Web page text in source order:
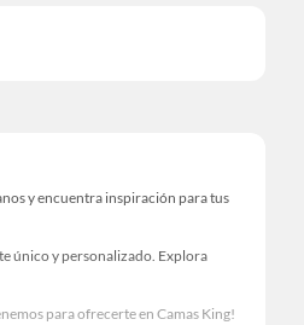
y encuentra inspiración para tus
único y personalizado. Explora
para ofrecerte en Camas King!